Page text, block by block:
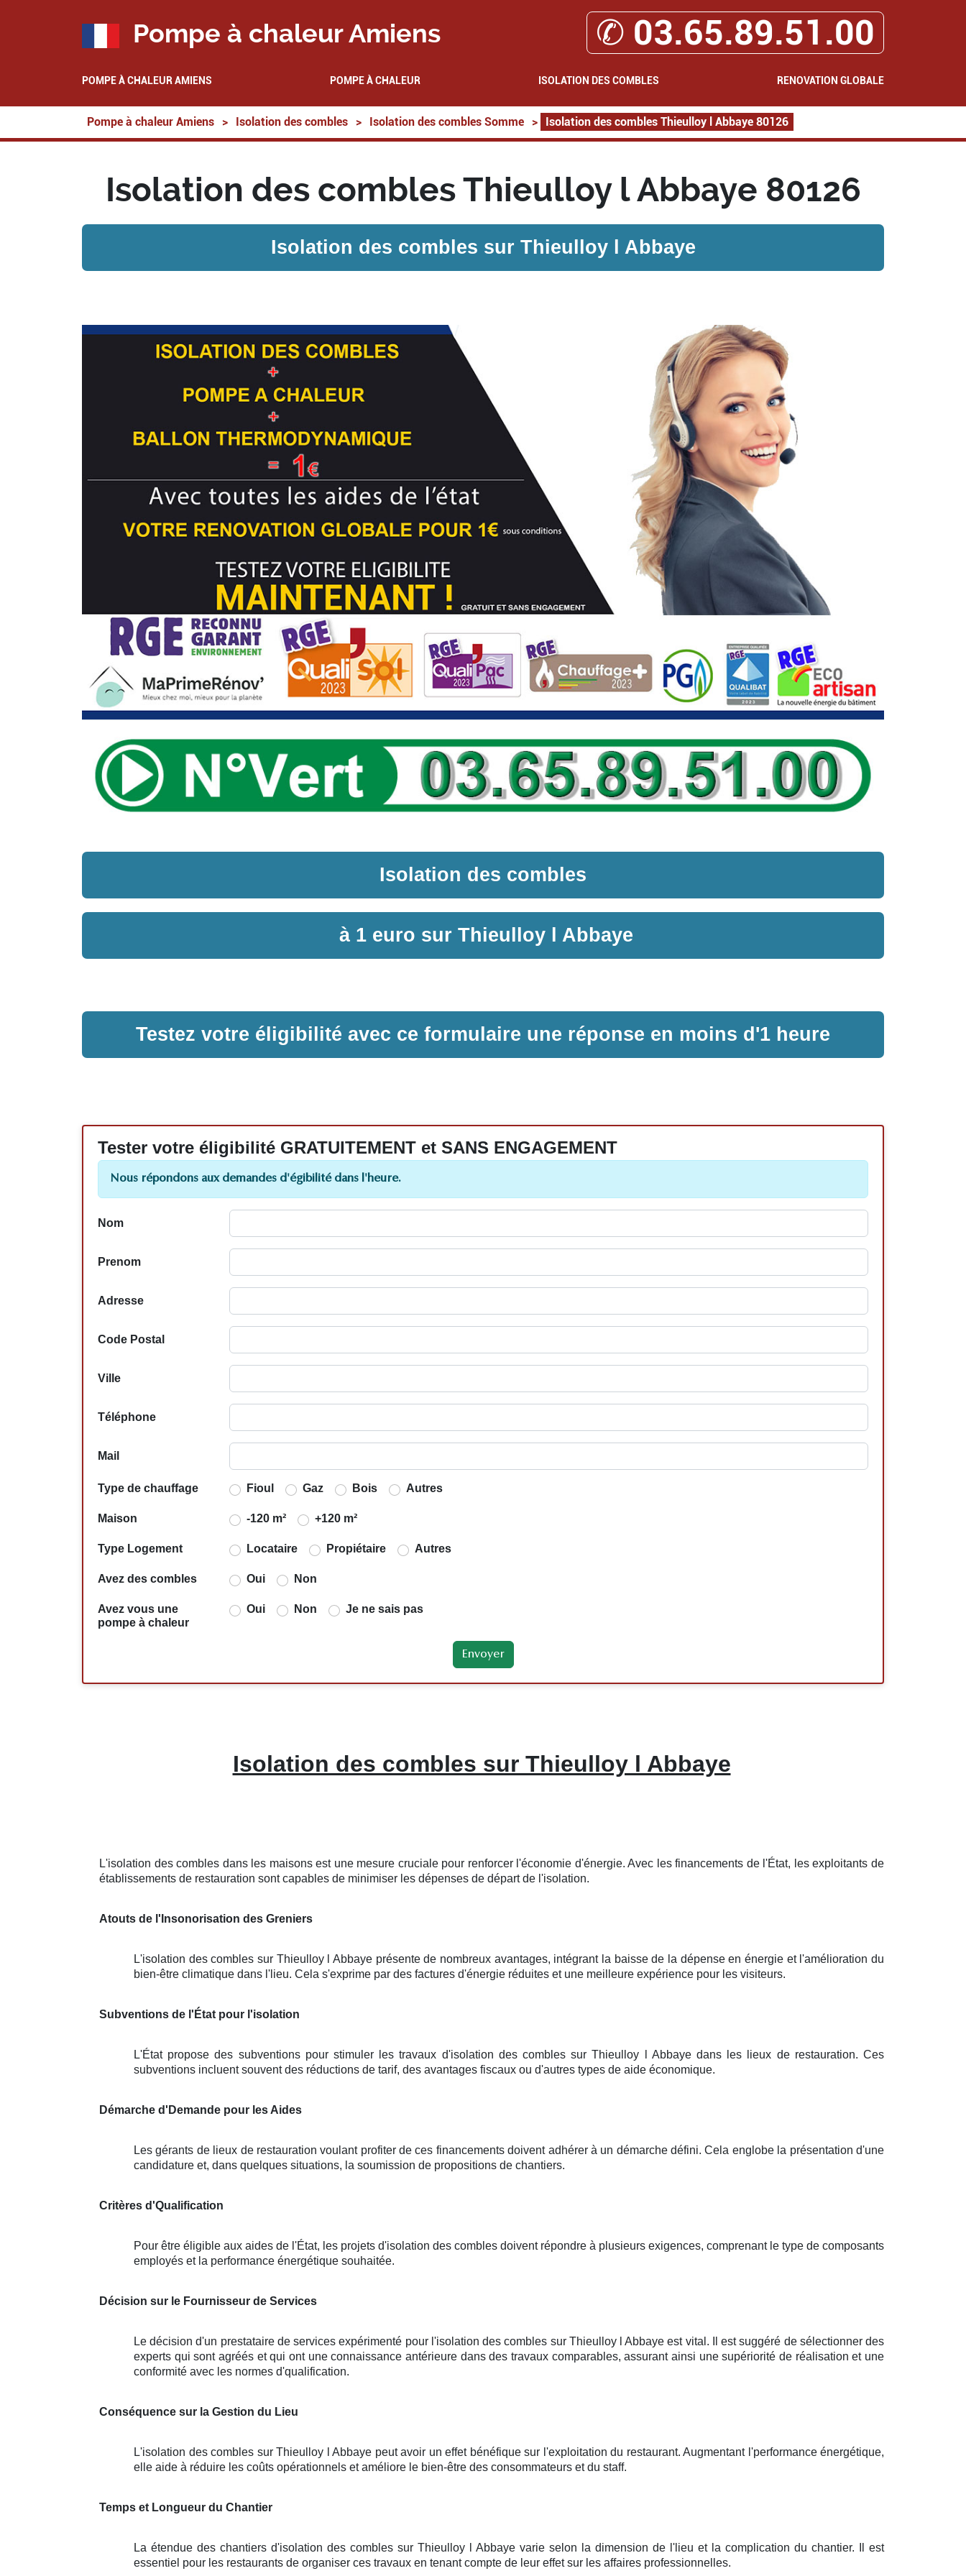
Pompe à chaleur Amiens ✆ 03.65.89.51.00
POMPE À CHALEUR AMIENS POMPE À CHALEUR ISOLATION DES COMBLES RENOVATION GLOBALE
Pompe à chaleur Amiens > Isolation des combles > Isolation des combles Somme > Isolation des combles Thieulloy l Abbaye 80126
Isolation des combles Thieulloy l Abbaye 80126
Isolation des combles sur Thieulloy l Abbaye
Isolation des combles
à 1 euro sur Thieulloy l Abbaye
Testez votre éligibilité avec ce formulaire une réponse en moins d'1 heure
Tester votre éligibilité GRATUITEMENT et SANS ENGAGEMENT
Nous répondons aux demandes d'égibilité dans l'heure.
Nom
Prenom
Adresse
Code Postal
Ville
Téléphone
Mail
Type de chauffage Fioul Gaz Bois Autres
Maison -120 m² +120 m²
Type Logement Locataire Propiétaire Autres
Avez des combles Oui Non
Avez vous une
pompe à chaleur
Oui Non Je ne sais pas
Isolation des combles sur Thieulloy l Abbaye
L'isolation des combles dans les maisons est une mesure cruciale pour renforcer l'économie d'énergie. Avec les financements de l'État, les exploitants de
établissements de restauration sont capables de minimiser les dépenses de départ de l'isolation.
Atouts de l'Insonorisation des Greniers
L'isolation des combles sur Thieulloy l Abbaye présente de nombreux avantages, intégrant la baisse de la dépense en énergie et l'amélioration du
bien-être climatique dans l'lieu. Cela s'exprime par des factures d'énergie réduites et une meilleure expérience pour les visiteurs.
Subventions de l'État pour l'isolation
L'État propose des subventions pour stimuler les travaux d'isolation des combles sur Thieulloy l Abbaye dans les lieux de restauration. Ces
subventions incluent souvent des réductions de tarif, des avantages fiscaux ou d'autres types de aide économique.
Démarche d'Demande pour les Aides
Les gérants de lieux de restauration voulant profiter de ces financements doivent adhérer à un démarche défini. Cela englobe la présentation d'une
candidature et, dans quelques situations, la soumission de propositions de chantiers.
Critères d'Qualification
Pour être éligible aux aides de l'État, les projets d'isolation des combles doivent répondre à plusieurs exigences, comprenant le type de composants
employés et la performance énergétique souhaitée.
Décision sur le Fournisseur de Services
Le décision d'un prestataire de services expérimenté pour l'isolation des combles sur Thieulloy l Abbaye est vital. Il est suggéré de sélectionner des
experts qui sont agréés et qui ont une connaissance antérieure dans des travaux comparables, assurant ainsi une supériorité de réalisation et une
conformité avec les normes d'qualification.
Conséquence sur la Gestion du Lieu
L'isolation des combles sur Thieulloy l Abbaye peut avoir un effet bénéfique sur l'exploitation du restaurant. Augmentant l'performance énergétique,
elle aide à réduire les coûts opérationnels et améliore le bien-être des consommateurs et du staff.
Temps et Longueur du Chantier
La étendue des chantiers d'isolation des combles sur Thieulloy l Abbaye varie selon la dimension de l'lieu et la complication du chantier. Il est
essentiel pour les restaurants de organiser ces travaux en tenant compte de leur effet sur les affaires professionnelles.